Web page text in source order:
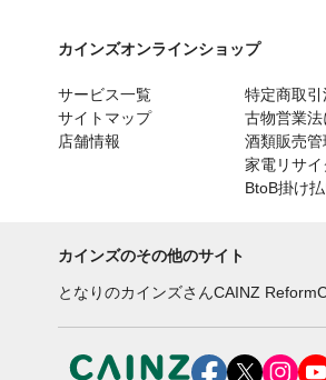
カインズオンラインショップ
サービス一覧
サイトマップ
店舗情報
特定商取
古物営業
酒類販売
家電リサ
BtoB掛け
カインズのその他のサイト
となりのカインズさんCAINZ Reform